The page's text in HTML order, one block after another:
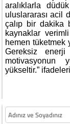
aralıklarla
uluslararası acil
çalıp bir dakika
kaynaklar
hemen tüketmek
Gereksiz
motivasyonun
yükseltir.”